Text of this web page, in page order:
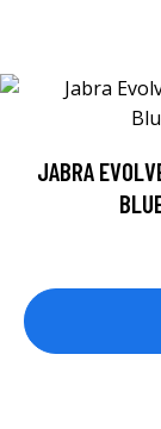
JABRA